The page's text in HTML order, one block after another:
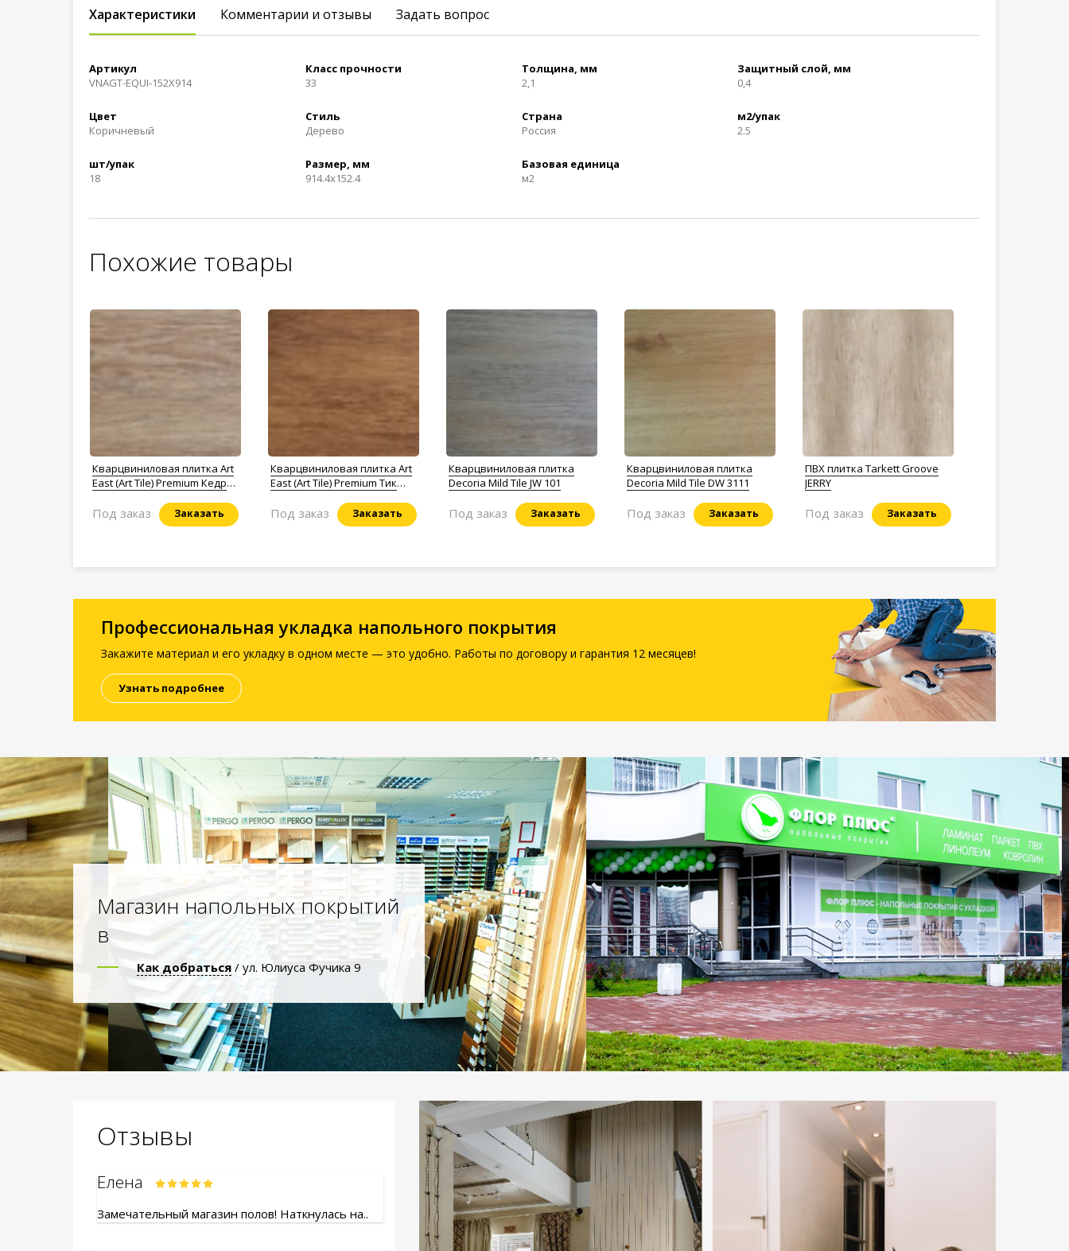
Характеристики Комментарии и отзывы Задать вопрос
Артикул
VNAGT-EQUI-152X914
Класс прочности
33
Толщина, мм
2,1
Защитный слой, мм
0,4
Цвет
Коричневый
Стиль
Дерево
Страна
Россия
м2/упак
2.5
шт/упак
18
Размер, мм
914.4x152.4
Базовая единица
м2
Похожие товары
Кварцвиниловая плитка Art
East (Art Tile) Premium Кедр
Заказать
Под заказ
Кварцвиниловая плитка Art
East (Art Tile) Premium Тик
Заказать
Под заказ
Кварцвиниловая плитка
Decoria Mild Tile JW 101
Заказать
Под заказ
Кварцвиниловая плитка
Decoria Mild Tile DW 3111
Заказать
Под заказ
ПВХ плитка Tarkett Groove
JERRY
Заказать
Под заказ
Профессиональная укладка напольного покрытия
Закажите материал и его укладку в одном месте — это удобно. Работы по договору и гарантия 12 месяцев!
Узнать подробнее
Магазин напольных покрытий
в
Как добраться / ул. Юлиуса Фучика 9
Отзывы
Елена
Замечательный магазин полов! Наткнулась на..